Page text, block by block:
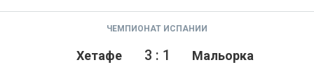
ЧЕМПИОНАТ ИСПАНИИ
Хетафе Мальорка
3 : 1